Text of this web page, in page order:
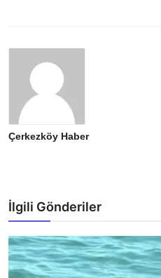
Çerkezköy Haber
İlgili Gönderiler